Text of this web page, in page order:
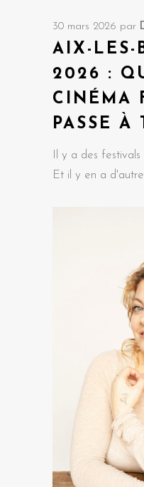
30 mars 2026 par
AIX-LES-
2026 :
CINÉMA
PASSE À
Il y a des
Et il y en a